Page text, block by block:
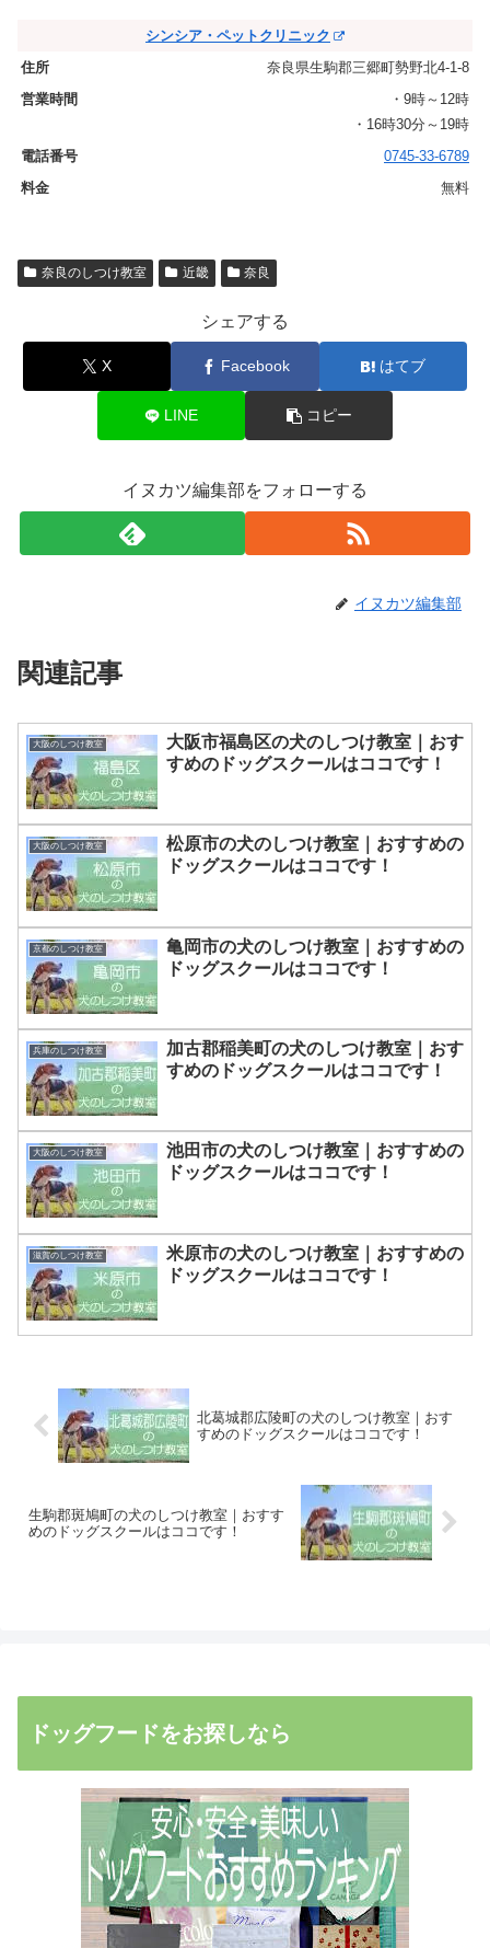
シンシア・ペットクリニック
奈良県生駒郡三郷町勢野北4-1-8
・9時～12時
・16時30分～19時
0745-33-6789
無料
奈良のしつけ教室 近畿 奈良
シェアする
X Facebook はてブ
LINE コピー
イヌカツ編集部をフォローする
イヌカツ編集部
関連記事
大阪のしつけ教室
大阪市福島区の犬のしつけ教室｜おす
すめのドッグスクールはココです！
大阪のしつけ教室
松原市の犬のしつけ教室｜おすすめの
ドッグスクールはココです！
京都のしつけ教室
亀岡市の犬のしつけ教室｜おすすめの
ドッグスクールはココです！
兵庫のしつけ教室
加古郡稲美町の犬のしつけ教室｜おす
すめのドッグスクールはココです！
大阪のしつけ教室
池田市の犬のしつけ教室｜おすすめの
ドッグスクールはココです！
滋賀のしつけ教室
米原市の犬のしつけ教室｜おすすめの
ドッグスクールはココです！
北葛城郡広陵町の犬のしつけ教室｜おす
すめのドッグスクールはココです！
生駒郡斑鳩町の犬のしつけ教室｜おすす
めのドッグスクールはココです！
ドッグフードをお探しなら